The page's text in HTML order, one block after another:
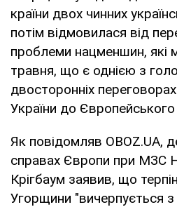
країни двох чинних
потім відмовилася від
проблеми нацменшин, які
травня, що є однією з
двосторонніх
України до
Як повідомляв OBOZ.UA,
справах Європи при МЗС
Крігбаум заявив, що
Угорщини "вичерпується